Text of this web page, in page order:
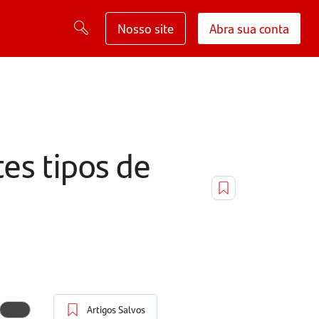
Nosso site Abra sua conta
tipos de
Artigos Salvos